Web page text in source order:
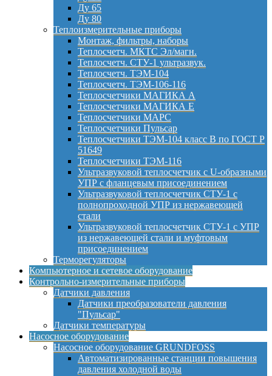
Ду 65
Ду 80
Теплоизмерительные приборы
Монтаж, фильтры, наборы
Теплосчетч. МКТС Эл/магн.
Теплосчетч. СТУ-1 ультразвук.
Теплосчетч. ТЭМ-104
Теплосчетч. ТЭМ-106-116
Теплосчетчики МАГИКА А
Теплосчетчики МАГИКА Е
Теплосчетчики МАРС
Теплосчетчики Пульсар
Теплосчетчики ТЭМ-104 класс B по ГОСТ Р
51649
Теплосчетчики ТЭМ-116
Ультразвуковой теплосчетчик с U-образными
УПР с фланцевым присоединением
Ультразвуковой теплосчетчик СТУ-1 с
полнопроходной УПР из нержавеющей
стали
Ультразвуковой теплосчетчик СТУ-1 с УПР
из нержавеющей стали и муфтовым
присоединением
Терморегуляторы
Компьютерное и сетевое оборудование
Контрольно-измерительные приборы
Датчики давления
Датчики преобразователи давления
"Пульсар"
Датчики температуры
Насосное оборудование
Насосное оборудование GRUNDFOSS
Автоматизированные станции повышения
давления холодной воды